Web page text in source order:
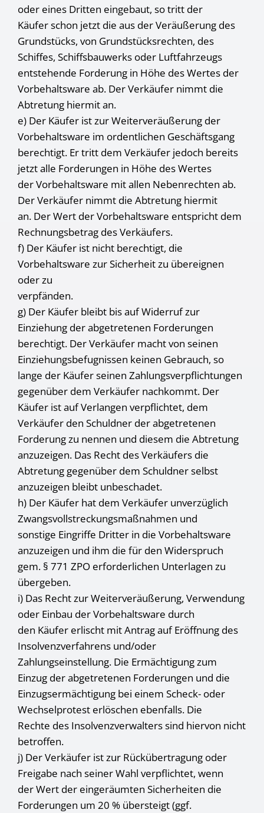
oder eines Dritten eingebaut, so tritt der
Käufer schon jetzt die aus der Veräußerung des
Grundstücks, von Grundstücksrechten, des
Schiffes, Schiffsbauwerks oder Luftfahrzeugs
entstehende Forderung in Höhe des Wertes der
Vorbehaltsware ab. Der Verkäufer nimmt die
Abtretung hiermit an.
e) Der Käufer ist zur Weiterveräußerung der
Vorbehaltsware im ordentlichen Geschäftsgang
berechtigt. Er tritt dem Verkäufer jedoch bereits
jetzt alle Forderungen in Höhe des Wertes
der Vorbehaltsware mit allen Nebenrechten ab.
Der Verkäufer nimmt die Abtretung hiermit
an. Der Wert der Vorbehaltsware entspricht dem
Rechnungsbetrag des Verkäufers.
f) Der Käufer ist nicht berechtigt, die
Vorbehaltsware zur Sicherheit zu übereignen
oder zu
verpfänden.
g) Der Käufer bleibt bis auf Widerruf zur
Einziehung der abgetretenen Forderungen
berechtigt. Der Verkäufer macht von seinen
Einziehungsbefugnissen keinen Gebrauch, so
lange der Käufer seinen Zahlungsverpflichtungen
gegenüber dem Verkäufer nachkommt. Der
Käufer ist auf Verlangen verpflichtet, dem
Verkäufer den Schuldner der abgetretenen
Forderung zu nennen und diesem die Abtretung
anzuzeigen. Das Recht des Verkäufers die
Abtretung gegenüber dem Schuldner selbst
anzuzeigen bleibt unbeschadet.
h) Der Käufer hat dem Verkäufer unverzüglich
Zwangsvollstreckungsmaßnahmen und
sonstige Eingriffe Dritter in die Vorbehaltsware
anzuzeigen und ihm die für den Widerspruch
gem. § 771 ZPO erforderlichen Unterlagen zu
übergeben.
i) Das Recht zur Weiterveräußerung, Verwendung
oder Einbau der Vorbehaltsware durch
den Käufer erlischt mit Antrag auf Eröffnung des
Insolvenzverfahrens und/oder
Zahlungseinstellung. Die Ermächtigung zum
Einzug der abgetretenen Forderungen und die
Einzugsermächtigung bei einem Scheck- oder
Wechselprotest erlöschen ebenfalls. Die
Rechte des Insolvenzverwalters sind hiervon nicht
betroffen.
j) Der Verkäufer ist zur Rückübertragung oder
Freigabe nach seiner Wahl verpflichtet, wenn
der Wert der eingeräumten Sicherheiten die
Forderungen um 20 % übersteigt (ggf.